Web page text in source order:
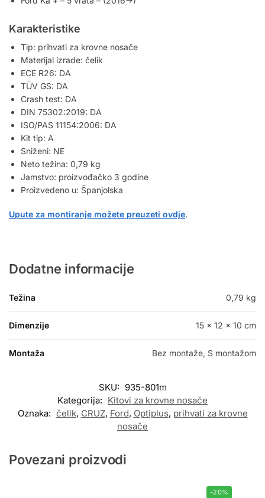
Karakteristike
Tip: prihvati za krovne nosače
Materijal izrade: čelik
ECE R26: DA
TÜV GS: DA
Crash test: DA
DIN 75302:2019: DA
ISO/PAS 11154:2006: DA
Kit tip: A
Sniženi: NE
Neto težina: 0,79 kg
Jamstvo: proizvođačko 3 godine
Proizvedeno u: Španjolska
Upute za montiranje možete preuzeti ovdje.
Dodatne informacije
Težina 0,79 kg
Dimenzije 15 × 12 × 10 cm
Montaža Bez montaže, S montažom
SKU: 935-801m
Kategorija: Kitovi za krovne nosače
Oznaka: čelik, CRUZ, Ford, Optiplus, prihvati za krovne
nosače
Povezani proizvodi
-20%